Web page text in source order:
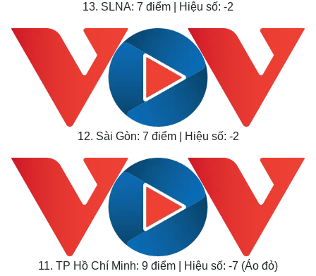
13. SLNA: 7 điểm | Hiệu số: -2
12. Sài Gòn: 7 điểm | Hiệu số: -2
11. TP Hồ Chí Minh: 9 điểm | Hiệu số: -7 (Áo đỏ)